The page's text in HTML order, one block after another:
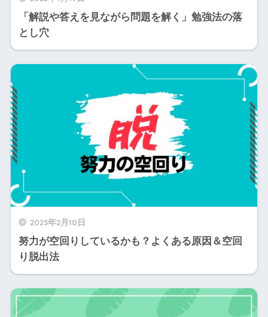
「解説や答えを見ながら問題を解く」勉強法の落
とし穴
2023年2月10日
努力が空回りしているかも？よくある原因＆空回
り脱出法